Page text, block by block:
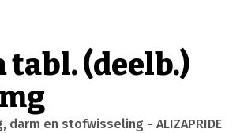
(deelb.)
darm en stofwisseling - ALIZAPRIDE